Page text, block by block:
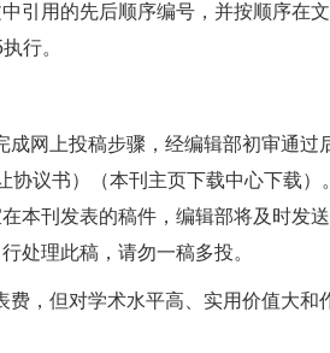
引用的先后顺序编号，并按顺序在
执行。
网上投稿步骤，经编辑部初审通过
协议书）（本刊主页下载中心下载
本刊发表的稿件，编辑部将及时发
处理此稿，请勿一稿多投。
费，但对学术水平高、实用价值大和